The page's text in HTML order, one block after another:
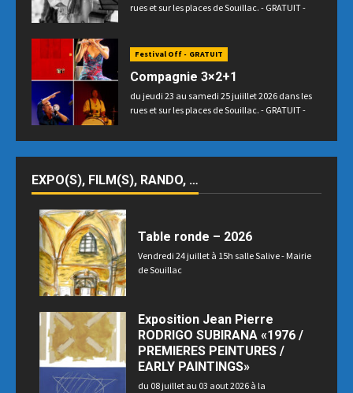
rues et sur les places de Souillac. - GRATUIT -
Festival Off - GRATUIT
Compagnie 3×2+1
du jeudi 23 au samedi 25 juiillet 2026 dans les
rues et sur les places de Souillac. - GRATUIT -
EXPO(S), FILM(S), RANDO, …
Table ronde – 2026
Vendredi 24 juillet à 15h salle Salive - Mairie
de Souillac
Exposition Jean Pierre
RODRIGO SUBIRANA «1976 /
PREMIERES PEINTURES /
EARLY PAINTINGS»
du 08 juillet au 03 aout 2026 à la